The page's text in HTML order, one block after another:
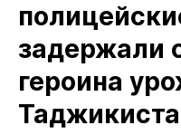
задержали
героина